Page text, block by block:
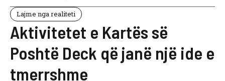
Lajme nga realiteti
Aktivitetet e Kartës së
Poshtë Deck që janë një ide e
tmerrshme